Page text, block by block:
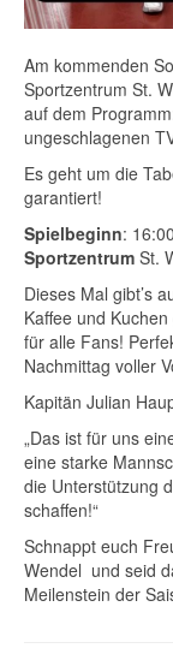
Am kommenden
Sportzentrum St.
auf dem
ungeschlagenen
Es geht um die
garantiert!
Spielbeginn:
Sportzentrum St.
Dieses Mal gibt’s
Kaffee und
für alle Fans!
Nachmittag voller
Kapitän Julian
„Das ist für uns
eine starke
die Unterstützung
schaffen!“
Schnappt euch
Wendel und seid
Meilenstein der